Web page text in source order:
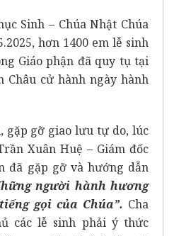
Sinh – Chúa Nhật Chúa
hơn 1400 em lễ sinh
Giáo phận đã quy tụ tại
Châu cử hành ngày hành
gặp gỡ giao lưu tự do, lúc
Xuân Huệ – Giám đốc
đã gặp gỡ và hướng dẫn
người hành hương
gọi của Chúa”. Cha
các lễ sinh phải ý thức